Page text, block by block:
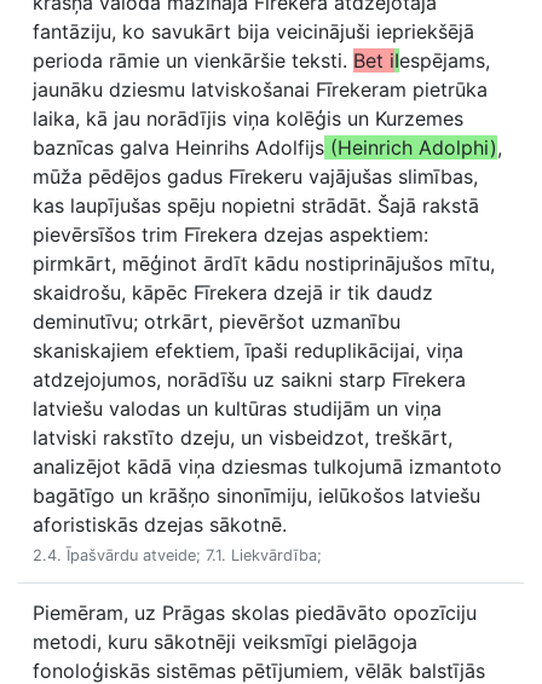
fantāziju, ko savukārt bija veicinājuši iepriekšējā
perioda rāmie un vienkāršie teksti. Bet iIespējams,
jaunāku dziesmu latviskošanai Fīrekeram pietrūka
laika, kā jau norādījis viņa kolēģis un Kurzemes
baznīcas galva Heinrihs Adolfijs (Heinrich Adolphi),
mūža pēdējos gadus Fīrekeru vajājušas slimības,
kas laupījušas spēju nopietni strādāt. Šajā rakstā
pievērsīšos trim Fīrekera dzejas aspektiem:
pirmkārt, mēģinot ārdīt kādu nostiprinājušos mītu,
skaidrošu, kāpēc Fīrekera dzejā ir tik daudz
deminutīvu; otrkārt, pievēršot uzmanību
skaniskajiem efektiem, īpaši reduplikācijai, viņa
atdzejojumos, norādīšu uz saikni starp Fīrekera
latviešu valodas un kultūras studijām un viņa
latviski rakstīto dzeju, un visbeidzot, treškārt,
analizējot kādā viņa dziesmas tulkojumā izmantoto
bagātīgo un krāšņo sinonīmiju, ielūkošos latviešu
aforistiskās dzejas sākotnē.
2.4. Īpašvārdu atveide; 7.1. Liekvārdība;
Piemēram, uz Prāgas skolas piedāvāto opozīciju
metodi, kuru sākotnēji veiksmīgi pielāgoja
fonoloģiskās sistēmas pētījumiem, vēlāk balstījās